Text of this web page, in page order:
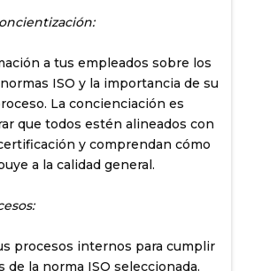
a tus empleados sobre los
ISO y la importancia de su
La concienciación es
que todos estén alineados con
y comprendan cómo
a la calidad general.
procesos internos para cumplir
de la norma ISO seleccionada.